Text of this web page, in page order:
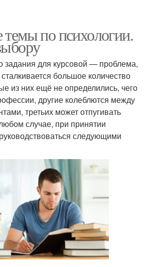
по психологии.
задания для курсовой — проблема,
большое количество
из них ещё не определились, чего
другие колеблются между
третьих может отпугивать
случае, при принятии
следующими